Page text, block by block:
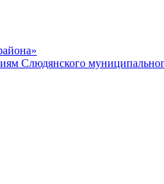
Слюдянского